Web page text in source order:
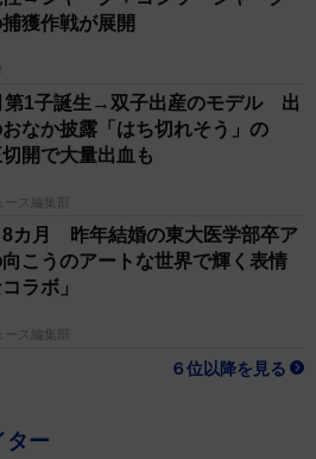
獲作戦が展開
第1子誕生→双子出産のモデル 出
なか披露「はち切れそう」の
開で大量出血も
ース編集部
8カ月 昨年結婚の東大医学部卒ア
こうのアートな世界で輝く表情
ラボ」
ース編集部
６位以降を見る
ター